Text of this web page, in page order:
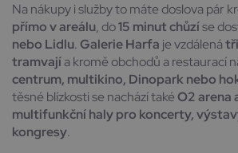
Na nákupy i služby to máte doslova pár
přímo v areálu, do15 minut chůzíse
nebo Lidlu.Galerie Harfa je vzdálená
tramvajía kromě obchodů a restaurací
centrum, multikino, Dinopark nebo
těsné blízkosti se nachází takéO2 arena
multifunkční haly pro koncerty,
kongresy.